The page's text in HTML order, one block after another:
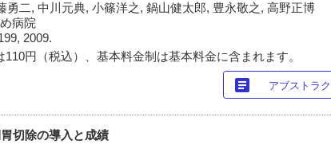
勇二, 中川元典, 小篠洋之, 鍋山健太郎, 豊永敬之, 高野正博
病院
2009.
円（税込）、基本料金制は基本料金に含まれます。
article アブストラ
切除の導入と成績